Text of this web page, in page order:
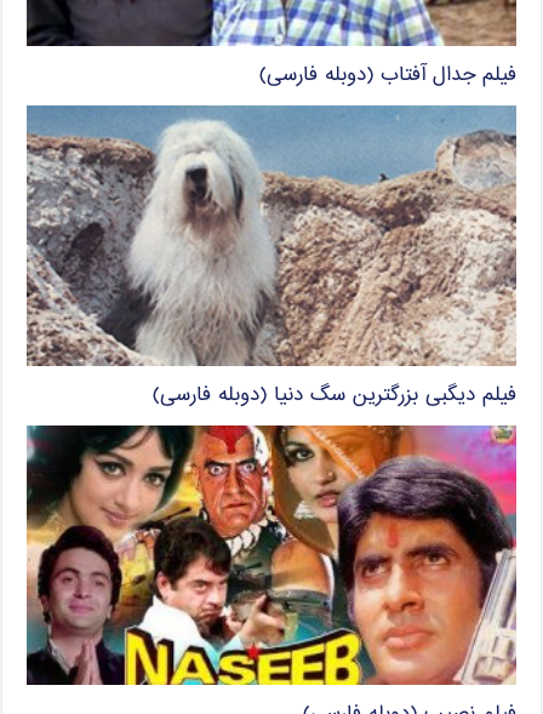
فیلم جدال آفتاب (دوبله فارسی)
فیلم دیگبی بزرگترین سگ دنیا (دوبله فارسی)